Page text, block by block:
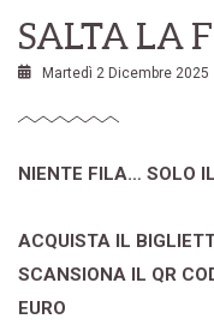
SALTA LA
Martedì 2 Dicembre 2025
NIENTE FILA… SOLO
ACQUISTA IL
SCANSIONA IL QR
EURO